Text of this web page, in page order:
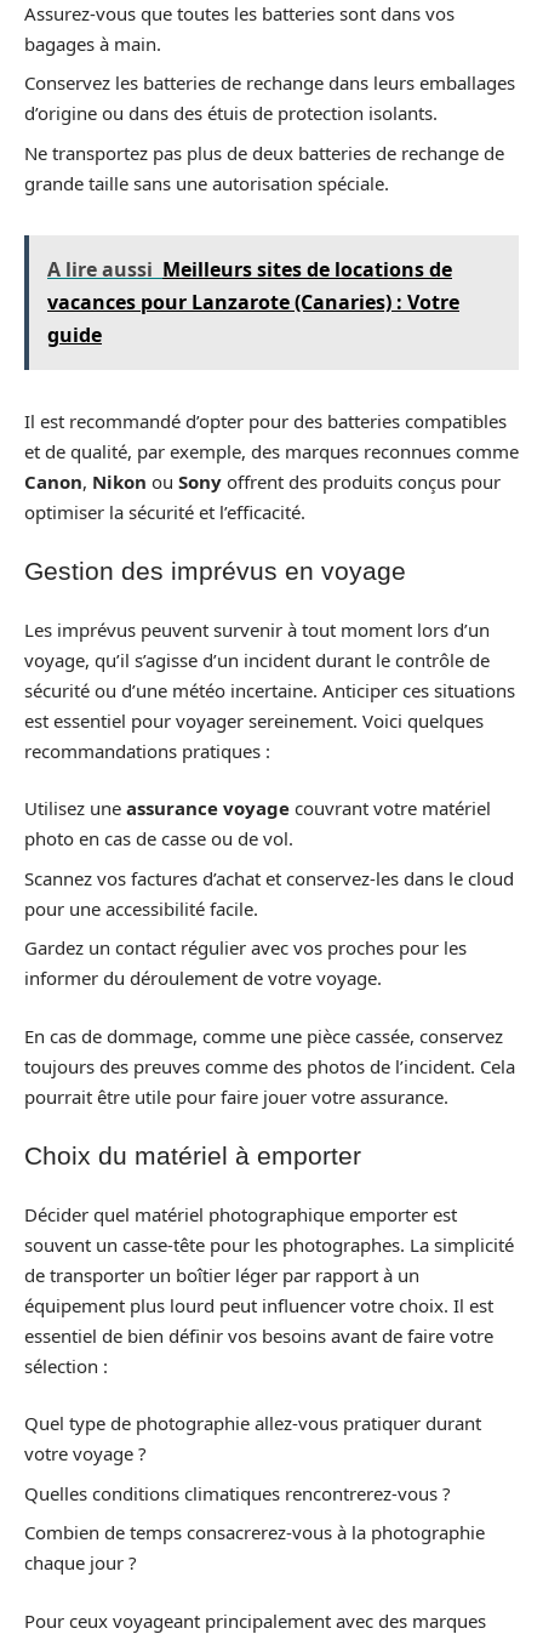
Assurez-vous que toutes les batteries sont dans vos
bagages à main.
Conservez les batteries de rechange dans leurs emballages
d’origine ou dans des étuis de protection isolants.
Ne transportez pas plus de deux batteries de rechange de
grande taille sans une autorisation spéciale.
A lire aussi Meilleurs sites de locations de
vacances pour Lanzarote (Canaries) : Votre
guide
Il est recommandé d’opter pour des batteries compatibles
et de qualité, par exemple, des marques reconnues comme
Canon, Nikon ou Sony offrent des produits conçus pour
optimiser la sécurité et l’efficacité.
Gestion des imprévus en voyage
Les imprévus peuvent survenir à tout moment lors d’un
voyage, qu’il s’agisse d’un incident durant le contrôle de
sécurité ou d’une météo incertaine. Anticiper ces situations
est essentiel pour voyager sereinement. Voici quelques
recommandations pratiques :
Utilisez une assurance voyage couvrant votre matériel
photo en cas de casse ou de vol.
Scannez vos factures d’achat et conservez-les dans le cloud
pour une accessibilité facile.
Gardez un contact régulier avec vos proches pour les
informer du déroulement de votre voyage.
En cas de dommage, comme une pièce cassée, conservez
toujours des preuves comme des photos de l’incident. Cela
pourrait être utile pour faire jouer votre assurance.
Choix du matériel à emporter
Décider quel matériel photographique emporter est
souvent un casse-tête pour les photographes. La simplicité
de transporter un boîtier léger par rapport à un
équipement plus lourd peut influencer votre choix. Il est
essentiel de bien définir vos besoins avant de faire votre
sélection :
Quel type de photographie allez-vous pratiquer durant
votre voyage ?
Quelles conditions climatiques rencontrerez-vous ?
Combien de temps consacrerez-vous à la photographie
chaque jour ?
Pour ceux voyageant principalement avec des marques